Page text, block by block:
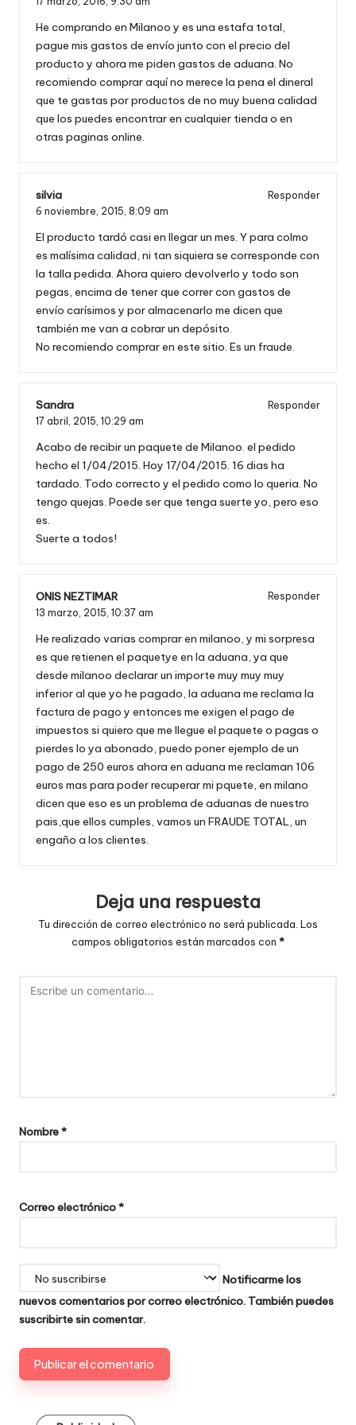
He comprando en Milanoo y es una estafa total,
pague mis gastos de envío junto con el precio del
producto y ahora me piden gastos de aduana. No
recomiendo comprar aquí no merece la pena el dineral
que te gastas por productos de no muy buena calidad
que los puedes encontrar en cualquier tienda o en
otras paginas online.
silvia
Responder
6 noviembre, 2015, 8:09 am
El producto tardó casi en llegar un mes. Y para colmo
es malísima calidad, ni tan siquiera se corresponde con
la talla pedida. Ahora quiero devolverlo y todo son
pegas, encima de tener que correr con gastos de
envío carísimos y por almacenarlo me dicen que
también me van a cobrar un depósito.
No recomiendo comprar en este sitio. Es un fraude.
Sandra
Responder
17 abril, 2015, 10:29 am
Acabo de recibir un paquete de Milanoo. el pedido
hecho el 1/04/2015. Hoy 17/04/2015. 16 dias ha
tardado. Todo correcto y el pedido como lo queria. No
tengo quejas. Poede ser que tenga suerte yo, pero eso
es.
Suerte a todos!
ONIS NEZTIMAR
Responder
13 marzo, 2015, 10:37 am
He realizado varias comprar en milanoo, y mi sorpresa
es que retienen el paquetye en la aduana, ya que
desde milanoo declarar un importe muy muy muy
inferior al que yo he pagado, la aduana me reclama la
factura de pago y entonces me exigen el pago de
impuestos si quiero que me llegue el paquete o pagas o
pierdes lo ya abonado, puedo poner ejemplo de un
pago de 250 euros ahora en aduana me reclaman 106
euros mas para poder recuperar mi pquete, en milano
dicen que eso es un problema de aduanas de nuestro
pais,que ellos cumples, vamos un FRAUDE TOTAL, un
engaño a los clientes.
Deja una respuesta
Tu dirección de correo electrónico no será publicada. Los
campos obligatorios están marcados con *
Nombre*
Correo electrónico*
Notificarme los
nuevos comentarios por correo electrónico. También puedes
suscribirtesin comentar.